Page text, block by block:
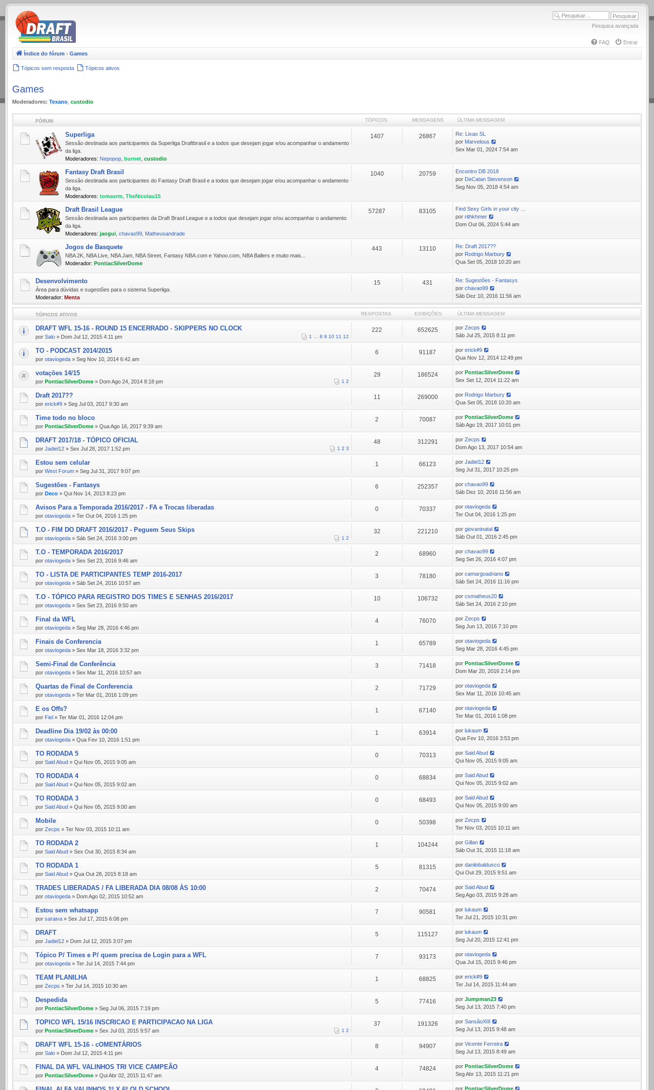
.
Pesquisa avançada
FAQ
Entrar
Índice do fórum ‹ Games
Tópicos sem resposta Tópicos ativos
Games
Moderadores: Texano custodio
FÓRUM TÓPICOS MENSAGENS ÚLTIMA MENSAGEM
Superliga
Sessão destinada aos participantes da Superliga Draftbrasil e a todos que desejam jogar e/ou acompanhar o andamento
da liga.
Moderadores: Nepopop burnet custodio
1407 26867
Re: Lixao SL
por Marvelous
Ver
mensagem
Sex Mar 01, 2024 7:54 am
Fantasy Draft Brasil
Sessão destinada aos participantes do Fantasy Draft Brasil e a todos que desejam jogar e/ou acompanhar o andamento
da liga.
Moderadores: tomasrm TheNicolau15
1040 20759
Encontro DB 2018
por DeCatan Stevenson
Ver
mensagem
Seg Nov 05, 2018 4:54 am
Draft Brasil League
Sessão destinada aos participantes da Draft Brasil League e a todos que desejam jogar e/ou acompanhar o andamento
da liga.
Moderadores: jaogui chavao99 Matheusandrade
57287 83105
Find Sexy Girls in your city …
porrithkhmer
Ver
mensagem
Dom Out 06, 2024 5:44 am
Jogos de Basquete
NBA 2K, NBA Live, NBA Jam, NBA Street, Fantasy NBA.com e Yahoo.com, NBA Ballers e muito mais...
Moderador: PontiacSilverDome
443 13110
Re: Draft 2017??
por Rodrigo Marbury
Ver
mensagem
Qua Set 05, 2018 10:20 am
Desenvolvimento
Área para dúvidas e sugestões para o sistema Superliga.
Moderador: Menta
15 431
Re: Sugestões - Fantasys
porchavao99
Ver
última
mensagem
Sáb Dez 10, 2016 11:56 am
TÓPICOS ATIVOS RESPOSTAS EXIBIÇÕES ÚLTIMA MENSAGEM
DRAFT WFL 15-16 - ROUND 15 ENCERRADO - SKIPPERS NO CLOCK
por Salo » Dom Jul 12, 2015 4:11 pm 1 8 9 10 11 12
222 652625 porZecps
Sáb Jul 25, 2015 8:11 pm
TO - PODCAST 2014/2015
por otaviogeda » Seg Nov 10, 2014 6:42 am
6 91187 porerick#9
Qua Nov 12, 2014 12:49 pm
votações 14/15
por PontiacSilverDome » Dom Ago 24, 2014 8:18 pm 1 2
29 186524 porPontiacSilverDome
Sex Set 12, 2014 11:22 am
Draft 2017??
por erick#9 » Seg Jul 03, 2017 9:30 am
11 269000 por Rodrigo Marbury
Qua Set 05, 2018 10:20 am
Time todo no bloco
por PontiacSilverDome » Qua Ago 16, 2017 9:39 am
2 70087 porPontiacSilverDome
Sáb Ago 19, 2017 10:01 pm
DRAFT 2017/18 - TÓPICO OFICIAL
por Jadiel12 » Sex Jul 28, 2017 1:52 pm 1 2 3
48 312291 porZecps
Dom Ago 13, 2017 10:54 am
Estou sem celular
por West Forum » Seg Jul 31, 2017 9:07 pm
1 66123 porJadiel12
Seg Jul 31, 2017 10:25 pm
Sugestões - Fantasys
por Deco » Qui Nov 14, 2013 8:23 pm
6 252357 porchavao99
Sáb Dez 10, 2016 11:56 am
Avisos Para a Temporada 2016/2017 - FA e Trocas liberadas
por otaviogeda » Ter Out 04, 2016 1:25 pm
0 70337 porotaviogeda
Ter Out 04, 2016 1:25 pm
T.O - FIM DO DRAFT 2016/2017 - Peguem Seus Skips
por otaviogeda » Sáb Set 24, 2016 3:00 pm 1 2
32 221210 porgiovaninatal
Sáb Out 01, 2016 2:45 pm
T.O - TEMPORADA 2016/2017
por otaviogeda » Sex Set 23, 2016 9:46 am
2 68960 porchavao99
Seg Set 26, 2016 4:07 pm
TO - LISTA DE PARTICIPANTES TEMP 2016-2017
por otaviogeda » Sáb Set 24, 2016 10:57 am
3 78180 porcamargoadriano
Sáb Set 24, 2016 11:16 pm
T.O - TÓPICO PARA REGISTRO DOS TIMES E SENHAS 2016/2017
por otaviogeda » Sex Set 23, 2016 9:50 am
10 106732 porcsmatheus20
Sáb Set 24, 2016 2:10 pm
Final da WFL
por otaviogeda » Seg Mar 28, 2016 4:46 pm
4 76070 porZecps
Seg Jun 13, 2016 7:10 pm
Finais de Conferencia
por otaviogeda » Sex Mar 18, 2016 3:32 pm
1 65789 porotaviogeda
Seg Mar 28, 2016 4:45 pm
Semi-Final de Conferência
por otaviogeda » Sex Mar 11, 2016 10:57 am
3 71418 porPontiacSilverDome
Dom Mar 20, 2016 2:14 pm
Quartas de Final de Conferencia
por otaviogeda » Ter Mar 01, 2016 1:09 pm
2 71729 porotaviogeda
Sex Mar 11, 2016 10:45 am
E os Offs?
por Fiel » Ter Mar 01, 2016 12:04 pm
1 67140 porotaviogeda
Ter Mar 01, 2016 1:08 pm
Deadline Dia 19/02 às 00:00
por otaviogeda » Qua Fev 10, 2016 1:51 pm
1 63914 porlukaum
Qua Fev 10, 2016 3:53 pm
TO RODADA 5
por Said Abud » Qui Nov 05, 2015 9:05 am
0 70313 porSaid Abud
Qui Nov 05, 2015 9:05 am
TO RODADA 4
por Said Abud » Qui Nov 05, 2015 9:02 am
0 68834 porSaid Abud
Qui Nov 05, 2015 9:02 am
TO RODADA 3
por Said Abud » Qui Nov 05, 2015 9:00 am
0 68493 porSaid Abud
Qui Nov 05, 2015 9:00 am
Mobile
por Zecps » Ter Nov 03, 2015 10:11 am
0 50398 porZecps
Ter Nov 03, 2015 10:11 am
TO RODADA 2
por Said Abud » Sex Out 30, 2015 8:34 am
1 104244 porGillan
Sáb Out 31, 2015 11:18 am
TO RODADA 1
por Said Abud » Qua Out 28, 2015 8:18 am
5 81315 pordanilobaldusco
Qui Out 29, 2015 9:51 am
TRADES LIBERADAS / FA LIBERADA DIA 08/08 ÀS 10:00
por otaviogeda » Dom Ago 02, 2015 10:52 am
2 70474 porSaid Abud
Seg Ago 03, 2015 9:28 am
Estou sem whatsapp
por saraiva » Sex Jul 17, 2015 6:08 pm
7 90581 porlukaum
Ter Jul 21, 2015 10:31 pm
DRAFT
por Jadiel12 » Dom Jul 12, 2015 3:07 pm
5 115127 porlukaum
Seg Jul 20, 2015 12:41 pm
Tópico P/ Times e P/ quem precisa de Login para a WFL
por otaviogeda » Ter Jul 14, 2015 7:44 pm
7 93173 porotaviogeda
Qua Jul 15, 2015 9:46 pm
TEAM PLANILHA
por Zecps » Ter Jul 14, 2015 10:30 am
1 68825 porerick#9
Ter Jul 14, 2015 11:44 am
Despedida
por PontiacSilverDome » Seg Jul 06, 2015 7:19 pm
5 77416 porJumpman23
Seg Jul 13, 2015 7:40 pm
TOPICO WFL 15/16 INSCRICAO E PARTICIPACAO NA LIGA
por PontiacSilverDome » Sex Jul 03, 2015 9:57 am 1 2
37 191326 porSansãoXIII
Seg Jul 13, 2015 9:48 am
DRAFT WFL 15-16 - cOMENTÁRIOS
por Salo » Dom Jul 12, 2015 4:11 pm
8 94907 porVicente Ferreira
Seg Jul 13, 2015 8:49 am
FINAL DA WFL VALINHOS TRI VICE CAMPEÃO
por PontiacSilverDome » Qui Abr 02, 2015 11:47 am
4 74824 porPontiacSilverDome
Seg Abr 13, 2015 11:21 pm
porPontiacSilverDome